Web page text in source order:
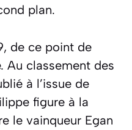
plan.
de ce point de
Au classement des
à l’issue de
figure à la
le vainqueur Egan